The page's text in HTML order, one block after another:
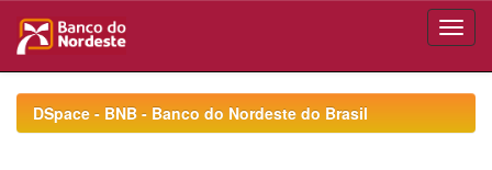
navigationDSpace - BNB - Banco do Nordeste do Brasil